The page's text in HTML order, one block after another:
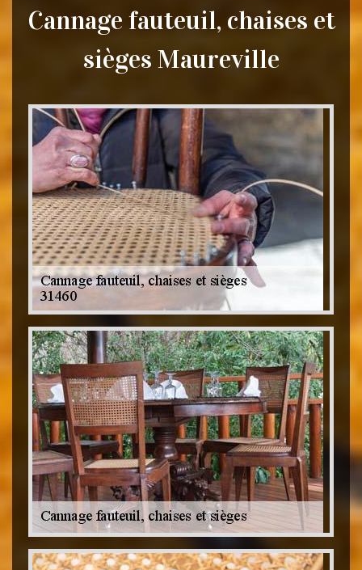
Cannage fauteuil, chaises et
sièges Maureville